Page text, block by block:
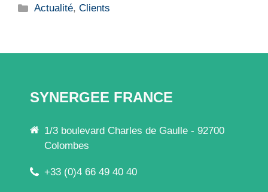
Catégories
Actualité,Clients
SYNERGEE FRANCE
1/3 boulevard Charles de Gaulle - 92700
Colombes
+33 (0)4 66 49 40 40